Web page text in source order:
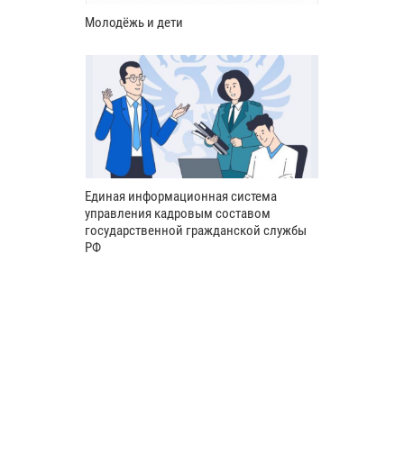
Молодёжь и дети
Единая информационная система
управления кадровым составом
государственной гражданской службы
РФ